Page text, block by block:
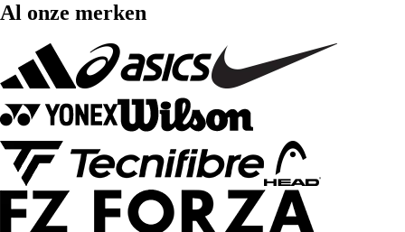
Al onze merken